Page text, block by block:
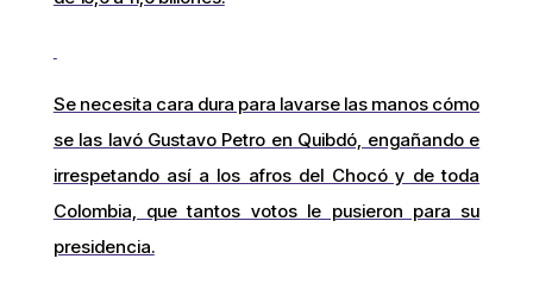
Se necesita cara dura para lavarse las manos cómo
se las lavó Gustavo Petro en Quibdó, engañando e
irrespetando así a los afros del Chocó y de toda
Colombia, que tantos votos le pusieron para su
presidencia.